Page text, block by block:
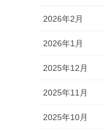
2026年2月
2026年1月
2025年12月
2025年11月
2025年10月